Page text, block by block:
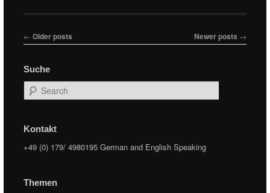
Post navigation
← Older posts Newer posts →
Suche
Search
Kontakt
+49 (0) 179/ 4980195 German and English Speaking
Themen